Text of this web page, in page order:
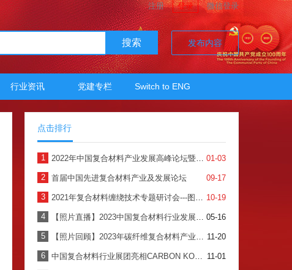
注册 登录 微信登录
搜索 发布内容
行业资讯 党建专栏 Switch to ENG
点击排行
1 01-03
2022年中国复合材料产业发展高峰论坛暨2022年中国复合材料工业协会年会
2 09-17
首届中国先进复合材料产业及发展论坛
3 10-19
2021年复合材料缠绕技术专题研讨会---图文直播
4 05-16
【照片直播】2023中国复合材料行业发展大会暨七届四次理事会
5 11-20
【照片回顾】2023年碳纤维复合材料产业发展论坛暨第12届碳纤维复合材料年会
6 11-01
中国复合材料行业展团亮相CARBON KOREA 2024